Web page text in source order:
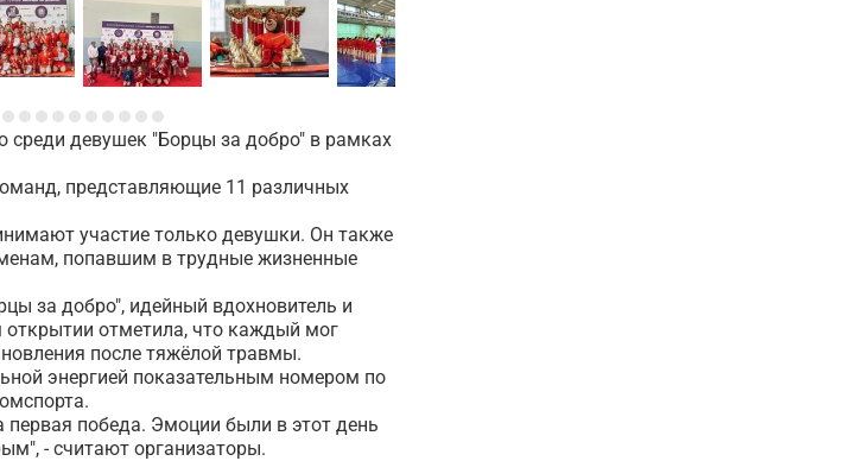
среди девушек "Борцы за добро" в рамках
представляющие 11 различных
участие только девушки. Он также
попавшим в трудные жизненные
за добро", идейный вдохновитель и
открытии отметила, что каждый мог
после тяжёлой травмы.
энергией показательным номером по
победа. Эмоции были в этот день
- считают организаторы.